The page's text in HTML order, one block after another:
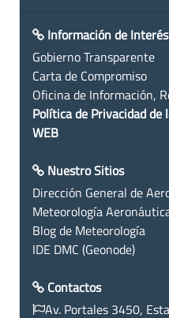
Información de Interés
Gobierno Transparente
Carta de Compromiso
Oficina de Información,
Política de Privacidad
WEB
Nuestro Sitios
Dirección General de
Meteorología
Blog de Meteorología
IDE DMC (Geonode)
Contactos
Av. Portales 3450,